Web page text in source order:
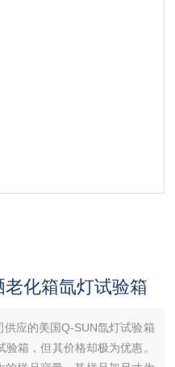
化箱氙灯试验箱
供应的美国Q-SUN氙灯试验箱
箱，但其价格却极为优惠。